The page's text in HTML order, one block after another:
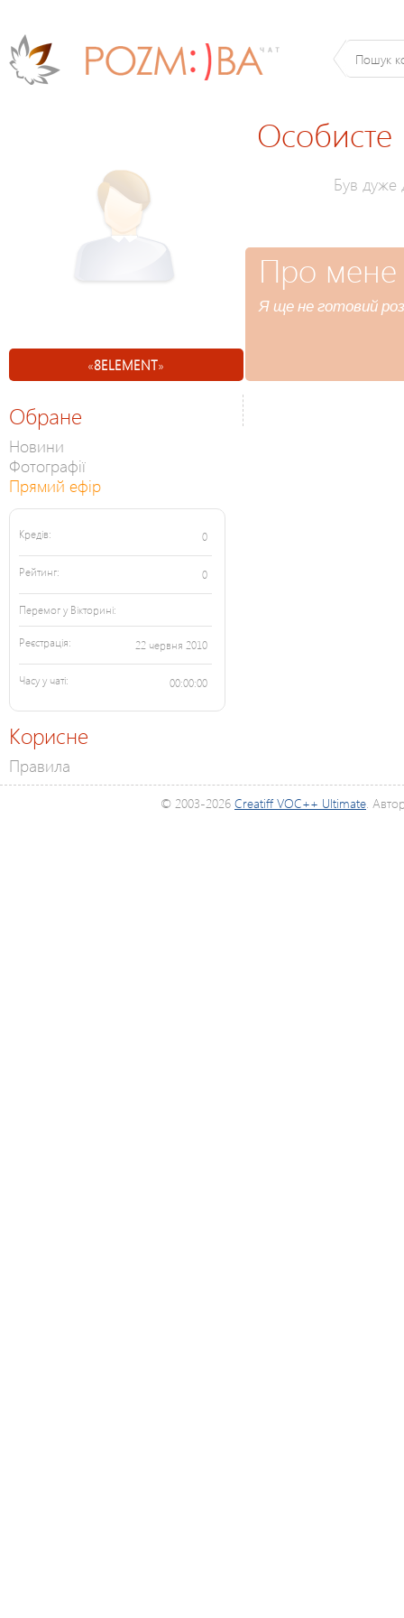
«8ELEMENT»
Особисте
Був дуже
Про мене
Я ще не готовий
Обране
Новини
Фотографії
Прямий ефір
Кредів: 0
Рейтинг: 0
Перемог у Вікторині:
Реєстрація: 22 червня 2010
Часу у чаті: 00:00:00
Корисне
Правила
© 2003-2026 Creatiff VOC++ Ultimate.